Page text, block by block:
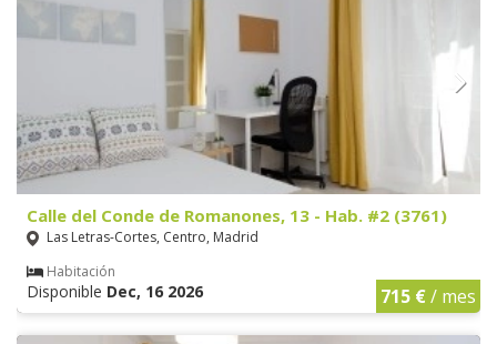
Calle del Conde de Romanones, 13 - Hab. #2 (3761)
Las Letras-Cortes, Centro, Madrid
Habitación
Disponible Dec, 16 2026 715 €/ mes